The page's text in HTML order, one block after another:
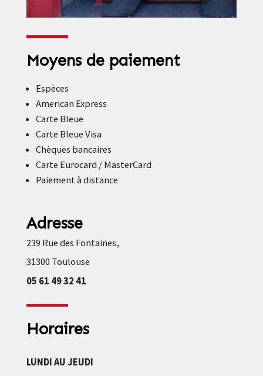
Moyens de paiement
Espèces
American Express
Carte Bleue
Carte Bleue Visa
Chèques bancaires
Carte Eurocard / MasterCard
Paiement à distance
Adresse
239 Rue des Fontaines,
31300 Toulouse
05 61 49 32 41
Horaires
LUNDI AU JEUDI